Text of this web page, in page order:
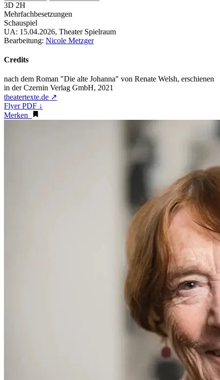
3D 2H
Mehrfachbesetzungen
Schauspiel
UA: 15.04.2026, Theater Spielraum
Bearbeitung: Nicole Metzger
Credits
nach dem Roman "Die alte Johanna" von Renate Welsh, erschienen
in der Czernin Verlag GmbH, 2021
theatertexte.de ↗
Flyer PDF ↓
Merken